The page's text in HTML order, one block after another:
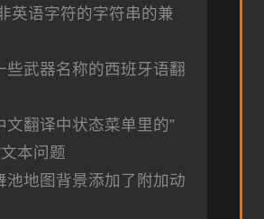
英语字符的字符串的兼
些武器名称的西班牙语翻
文翻译中状态菜单里的”
本问题
池地图背景添加了附加动